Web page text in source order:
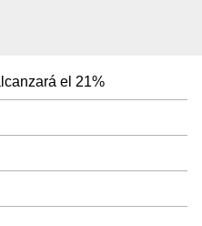
el 21%